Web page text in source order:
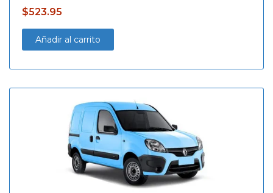
$523.95
Añadir al carrito